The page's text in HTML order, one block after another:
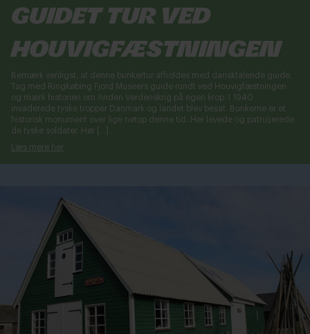
Guidet tur ved
Houvigfæstningen
Bemærk venligst, at denne bunkertur afholdes med dansktalende guide.
Tag med Ringkøbing Fjord Museers guide rundt ved Houvigfæstningen
og mærk historien om Anden Verdenskrig på egen krop. I 1940
invaderede tyske tropper Danmark og landet blev besat. Bunkerne er et
historisk monument over lige netop denne tid. Her levede og patruljerede
de tyske soldater. Hør […]
Læs mere her